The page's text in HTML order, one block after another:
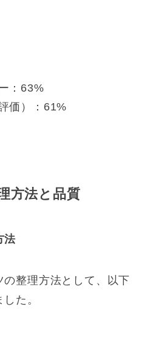
：63%
価）：61%
方法と品質
法
整理方法として、以下
た。